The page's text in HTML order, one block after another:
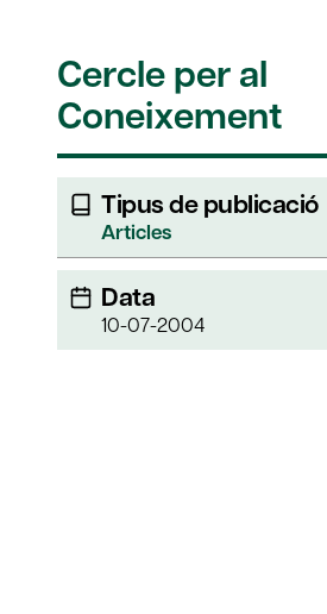
Cercle per al
Coneixement
Tipus de publicació
Articles
Data
10-07-2004